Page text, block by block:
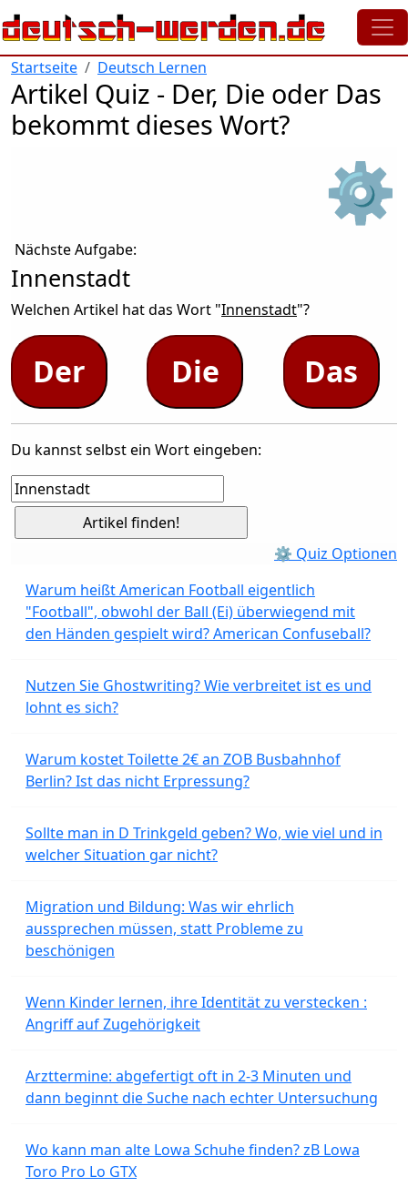
Direkt zum Inhalt
Startseite Deutsch Lernen
Artikel Quiz - Der, Die oder Das
bekommt dieses Wort?
⚙
Nächste Aufgabe:
Innenstadt
Welchen Artikel hat das Wort "Innenstadt"?
Der Die Das
Du kannst selbst ein Wort eingeben:
⚙ Quiz Optionen
Warum heißt American Football eigentlich
"Football", obwohl der Ball (Ei) überwiegend mit
den Händen gespielt wird? American Confuseball?
Nutzen Sie Ghostwriting? Wie verbreitet ist es und
lohnt es sich?
Warum kostet Toilette 2€ an ZOB Busbahnhof
Berlin? Ist das nicht Erpressung?
Sollte man in D Trinkgeld geben? Wo, wie viel und in
welcher Situation gar nicht?
Migration und Bildung: Was wir ehrlich
aussprechen müssen, statt Probleme zu
beschönigen
Wenn Kinder lernen, ihre Identität zu verstecken :
Angriff auf Zugehörigkeit
Arzttermine: abgefertigt oft in 2-3 Minuten und
dann beginnt die Suche nach echter Untersuchung
Wo kann man alte Lowa Schuhe finden? zB Lowa
Toro Pro Lo GTX